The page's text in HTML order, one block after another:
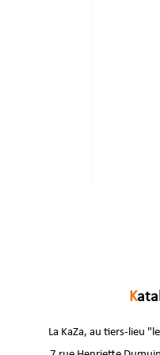
K
La KaZa, au tiers-lieu